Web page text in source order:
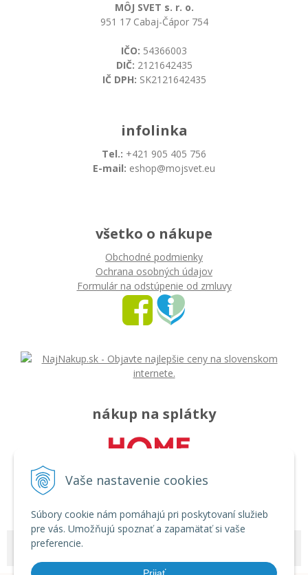
Vaše nastavenie cookies
Súbory cookie nám pomáhajú pri poskytovaní služieb
pre vás. Umožňujú spoznať a zapamätať si vaše
preferencie.
MÔJ SVET s. r. o.
951 17 Cabaj-Čápor 754
IČO: 54366003
DIČ: 2121642435
IČ DPH: SK2121642435
infolinka
Tel.: +421 905 405 756
E-mail: eshop@mojsvet.eu
všetko o nákupe
Obchodné podmienky
Ochrana osobných údajov
Formulár na odstúpenie od zmluvy
nákup na splátky
© 2026 Môj svet - rozličný tovar •